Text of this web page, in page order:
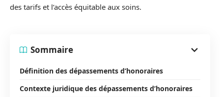
des tarifs et l’accès équitable aux soins.
Sommaire
Définition des dépassements d’honoraires
Contexte juridique des dépassements d’honoraires